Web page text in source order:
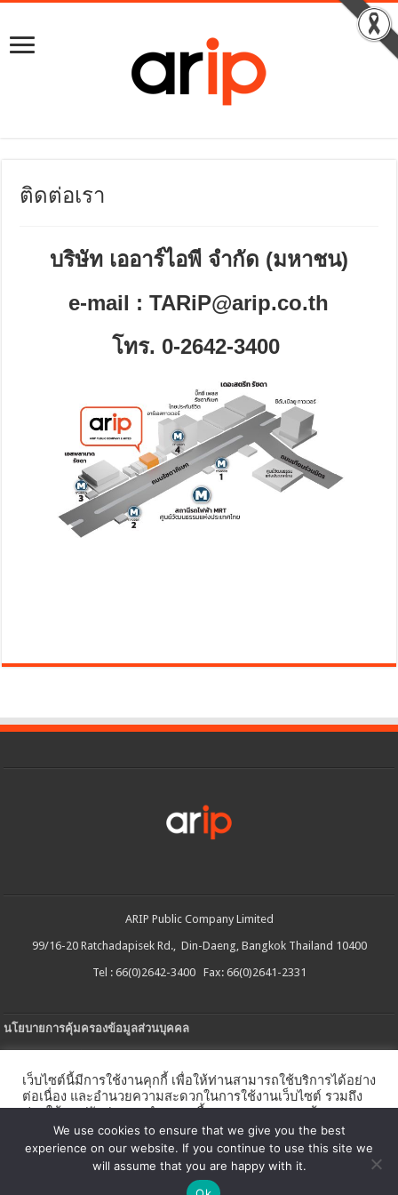
ติดต่อเรา
บริษัท เออาร์ไอพี จำกัด (มหาชน)
e-mail : TARiP@arip.co.th
โทร. 0-2642-3400
ARIP Public Company Limited
99/16-20 Ratchadapisek Rd., Din-Daeng, Bangkok Thailand 10400
Tel : 66(0)2642-3400 Fax: 66(0)2641-2331
นโยบายการคุ้มครองข้อมูลส่วนบุคคล
นโยบายการใช้คกกี้
นโยบายความปลอดภัยของข้อมูลสารสนเทศ
เว็บไซต์นี้มีการใช้งานคุกกี้ เพื่อให้ท่านสามารถใช้บริการได้อย่าง
ต่อเนื่อง และอำนวยความสะดวกในการใช้งานเว็บไซต์ รวมถึง
ช่วยให้เราปรับปรุงการนำเสนอเนื้อหาตรงตามความต้องการ
ของท่าน โดยสามารถศึกษารายละเอียดเพิ่มเติมได้ใน นโยบาย
คุกกี้
We use cookies to ensure that we give you the best
experience on our website. If you continue to use this site we
will assume that you are happy with it.